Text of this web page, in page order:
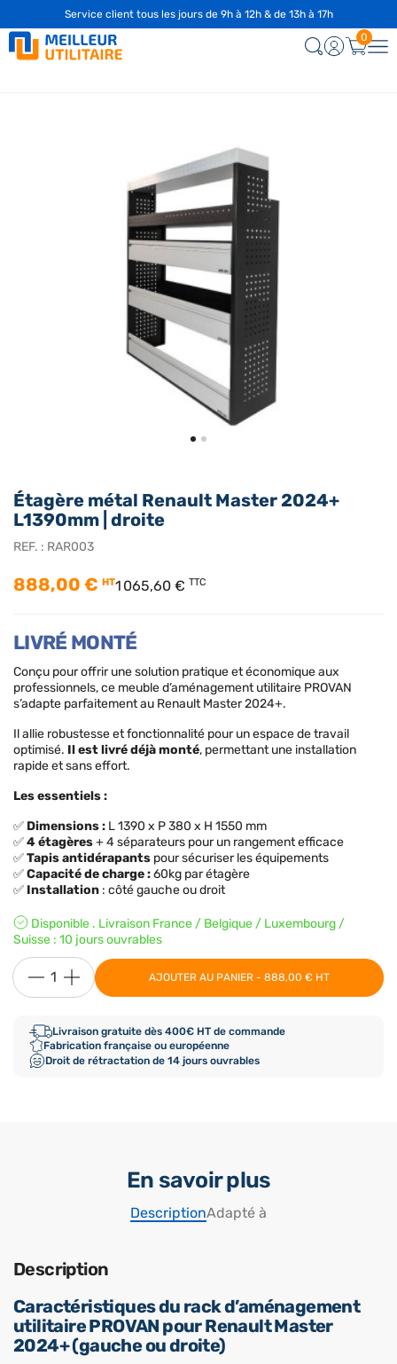
Étagère métal Renault Master 2024+
L1390mm | droite
REF. : RAR003
888,00 € HT1 065,60 € TTC
LIVRÉ MONTÉ
Conçu pour offrir une solution pratique et économique aux
professionnels, ce meuble d’aménagement utilitaire PROVAN
s’adapte parfaitement au Renault Master 2024+.
Il allie robustesse et fonctionnalité pour un espace de travail
optimisé. Il est livré déjà monté, permettant une installation
rapide et sans effort.
Les essentiels :
✅ Dimensions: L 1390 x P 380 x H 1550 mm
✅4 étagères+ 4 séparateurs pour un rangement efficace
✅Tapis antidérapants pour sécuriser les équipements
✅Capacité de charge:60kg par étagère
✅ Installation : côté gauche ou droit
Disponible . Livraison France / Belgique / Luxembourg /
Suisse : 10 jours ouvrables
AJOUTER AU PANIER - 888,00 € HT
Livraison gratuite dès 400€ HT de commande
Fabrication française ou européenne
Droit de rétractation de 14 jours ouvrables
En savoir plus
DescriptionAdapté à
Description
Caractéristiques du rack d’aménagement
utilitaire PROVAN pour Renault Master
2024+ (gauche ou droite)
Service client tous les jours de 9h à 12h & de 13h à 17h
0